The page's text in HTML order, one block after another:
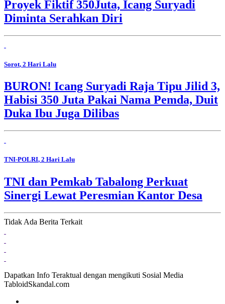
Proyek Fiktif 350Juta, Icang Suryadi
Diminta Serahkan Diri
Sorot, 2 Hari Lalu
BURON! Icang Suryadi Raja Tipu Jilid 3,
Habisi 350 Juta Pakai Nama Pemda, Duit
Duka Ibu Juga Dilibas
TNI-POLRI, 2 Hari Lalu
TNI dan Pemkab Tabalong Perkuat
Sinergi Lewat Peresmian Kantor Desa
Tidak Ada Berita Terkait
Dapatkan Info Teraktual dengan mengikuti Sosial Media
TabloidSkandal.com